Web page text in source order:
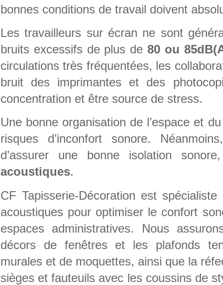
bonnes conditions de travail doivent
Les travailleurs sur écran ne sont
bruits excessifs de plus de80 ou
circulations très fréquentées, les
bruit des imprimantes et des
concentration et être source de stress.
Une bonne organisation de l’espace et
risques d’inconfort sonore.
d’assurer une bonne isolation
acoustiques.
CF Tapisserie-Décoration est
acoustiques pour optimiser le confort
espaces administratives. Nous
décors de fenêtres et les plafonds
murales et de moquettes, ainsi que la
sièges et fauteuils avec les coussins de